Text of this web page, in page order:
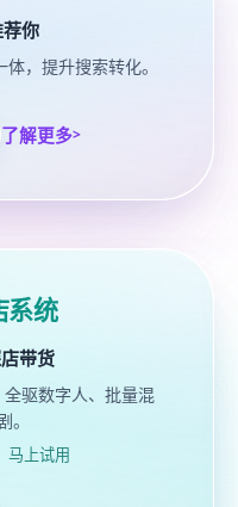
你
，提升搜索转化。
了解更多>
系统
带货
驱数字人、批量混
。
马上试用